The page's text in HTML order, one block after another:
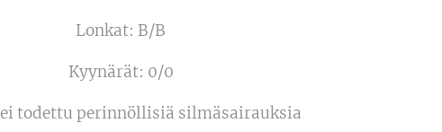
Lonkat: B/B
Kyynärät: 0/0
todettu perinnöllisiä silmäsairauksia